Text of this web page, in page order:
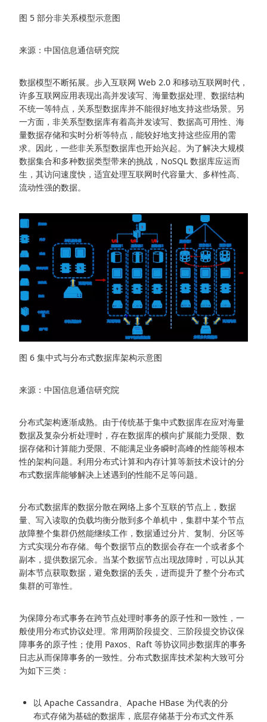
图 5 部分非关系模型示意图
来源：中国信息通信研究院
数据模型不断拓展。步入互联网 Web 2.0 和移动互联网时代，
许多互联网应用表现出高并发读写、海量数据处理、数据结构
不统一等特点，关系型数据库并不能很好地支持这些场景。另
一方面，非关系型数据库有着高并发读写、数据高可用性、海
量数据存储和实时分析等特点，能较好地支持这些应用的需
求。因此，一些非关系型数据库也开始兴起。为了解决大规模
数据集合和多种数据类型带来的挑战，NoSQL 数据库应运而
生，其访问速度快，适宜处理互联网时代容量大、多样性高、
流动性强的数据。
图 6 集中式与分布式数据库架构示意图
来源：中国信息通信研究院
分布式架构逐渐成熟。由于传统基于集中式数据库在应对海量
数据及复杂分析处理时，存在数据库的横向扩展能力受限、数
据存储和计算能力受限、不能满足业务瞬时高峰的性能等根本
性的架构问题。利用分布式计算和内存计算等新技术设计的分
布式数据库能够解决上述遇到的性能不足等问题。
分布式数据库的数据分散在网络上多个互联的节点上，数据
量、写入读取的负载均衡分散到多个单机中，集群中某个节点
故障整个集群仍然能继续工作，数据通过分片、复制、分区等
方式实现分布存储。每个数据节点的数据会存在一个或者多个
副本，提供数据冗余。当某个数据节点出现故障时，可以从其
副本节点获取数据，避免数据的丢失，进而提升了整个分布式
集群的可靠性。
为保障分布式事务在跨节点处理时事务的原子性和一致性，一
般使用分布式协议处理。常用两阶段提交、三阶段提交协议保
障事务的原子性；使用 Paxos、Raft 等协议同步数据库的事务
日志从而保障事务的一致性。分布式数据库技术架构大致可分
为如下三类：
以 Apache Cassandra、Apache HBase 为代表的分
布式存储为基础的数据库，底层存储基于分布式文件系